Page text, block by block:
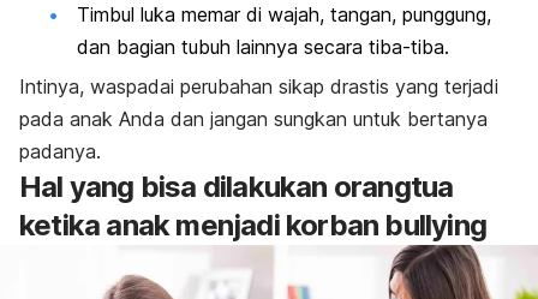
Timbul luka memar di wajah, tangan, punggung,
dan bagian tubuh lainnya secara tiba-tiba.
Intinya, waspadai perubahan sikap drastis yang terjadi
pada anak Anda dan jangan sungkan untuk bertanya
padanya.
Hal yang bisa dilakukan orangtua
ketika anak menjadi korban bullying